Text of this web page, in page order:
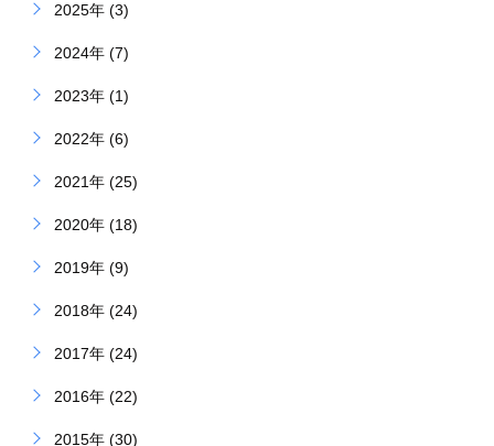
2025年 (3)
2024年 (7)
2023年 (1)
2022年 (6)
2021年 (25)
2020年 (18)
2019年 (9)
2018年 (24)
2017年 (24)
2016年 (22)
2015年 (30)